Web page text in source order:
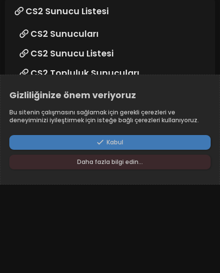
CS2 Sunucu Listesi
CS2 Sunucuları
CS2 Sunucu Listesi
CS2 Topluluk Sunucuları
Türkçe (TR)
Şartlar ve kurallar
Gizliliğinize önem veriyoruz
Bu sitenin çalışmasını sağlamak için gerekli çerezleri ve
deneyiminizi iyileştirmek için isteğe bağlı çerezleri kullanıyoruz.
Kabul
Daha fazla bilgi edin…